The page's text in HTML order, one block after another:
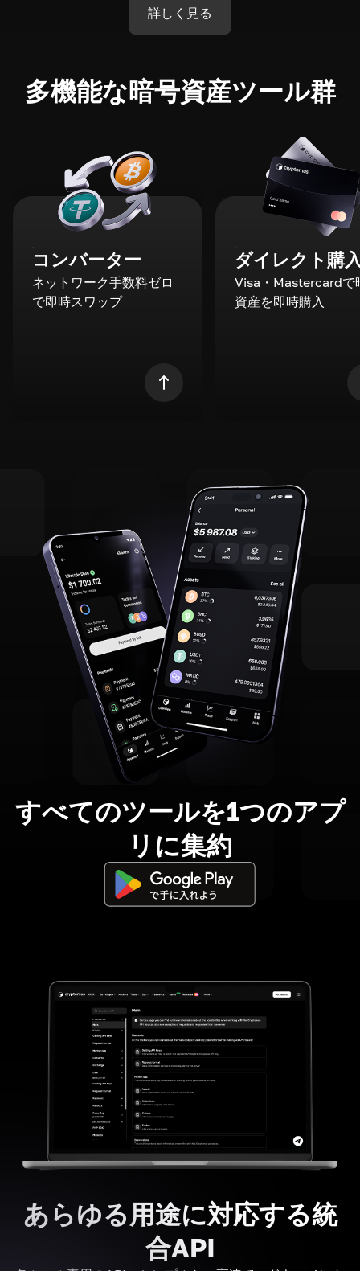
詳しく見る
多機能な暗号資産ツール群
コンバーター
ネットワーク手数料ゼロ
で即時スワップ
ダイレクト購
Visa・Mastercardで
資産を即時購入
すべてのツールを1つのアプ
リに集約
あらゆる用途に対応する統
合API